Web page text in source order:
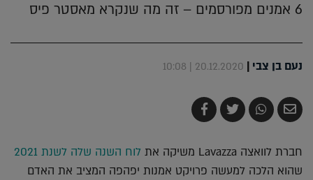
6 אמנים מפורסמים – זה מה שנקרא מאסטר פיס
נעם בן צבי |
20.12.2020 | 10:08
שלח
בדואר
שתף
ב-
צייץ
ב-
שתף
ב-
חברת לוואצה Lavazza משיקה את
לוח השנה שלה לשנת 2021
שהוא הלכה למעשה פרויקט אמנות יפהפה המציב את האדם